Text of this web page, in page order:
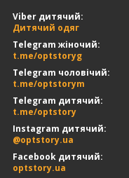
Viber дитячий:
Дитячий одяг
Telegram жіночий:
t.me/optstoryg
Telegram чоловічий:
t.me/optstorym
Telegram дитячий:
t.me/optstory
Instagram дитячий:
@optstory.ua
Facebook дитячий:
optstory.ua